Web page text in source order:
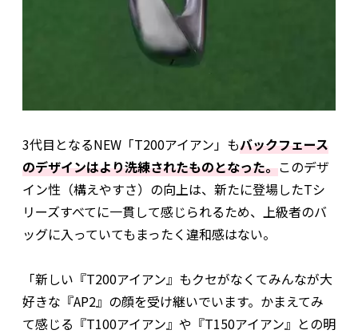
3代目となるNEW「T200アイアン」もバックフェース
のデザインはより洗練されたものとなった。このデザ
イン性（構えやすさ）の向上は、新たに登場したTシ
リーズすべてに一貫して感じられるため、上級者のバ
ッグに入っていてもまったく違和感はない。
「新しい『T200アイアン』もクセがなくてみんなが大
好きな『AP2』の顔を受け継いでいます。かまえてみ
て感じる『T100アイアン』や『T150アイアン』との明